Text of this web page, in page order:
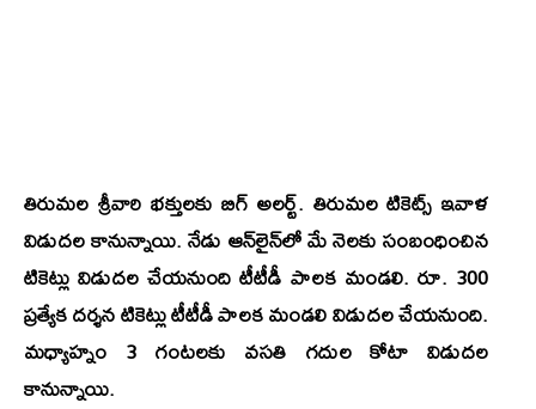
తిరుమల శ్రీవారి భక్తులకు బిగ్ అలర్ట్. తిరుమల టికెట్స్ ఇవాళ
విడుదల కానున్నాయి. నేడు ఆన్‌లైన్‌లో మే నెలకు సంబంధించిన
టికెట్లు విడుదల చేయనుంది టీటీడీ పాలక మండలి. రూ. 300
ప్రత్యేక దర్శన టికెట్లు టీటీడీ పాలక మండలి విడుదల చేయనుంది.
మధ్యాహ్నం 3 గంటలకు వసతి గదుల కోటా విడుదల
కానున్నాయి.